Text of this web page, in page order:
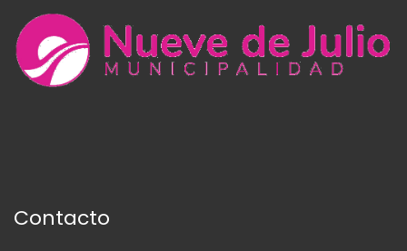
Contacto